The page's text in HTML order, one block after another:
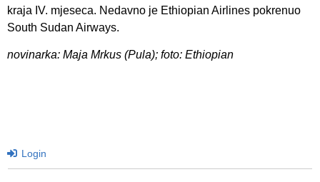
kraja IV. mjeseca. Nedavno je Ethiopian Airlines pokrenuo
South Sudan Airways.
novinarka: Maja Mrkus (Pula); foto: Ethiopian
Login